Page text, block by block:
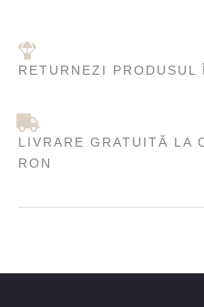
RETURNEZI
LIVRARE GRATUITĂ LA
RON